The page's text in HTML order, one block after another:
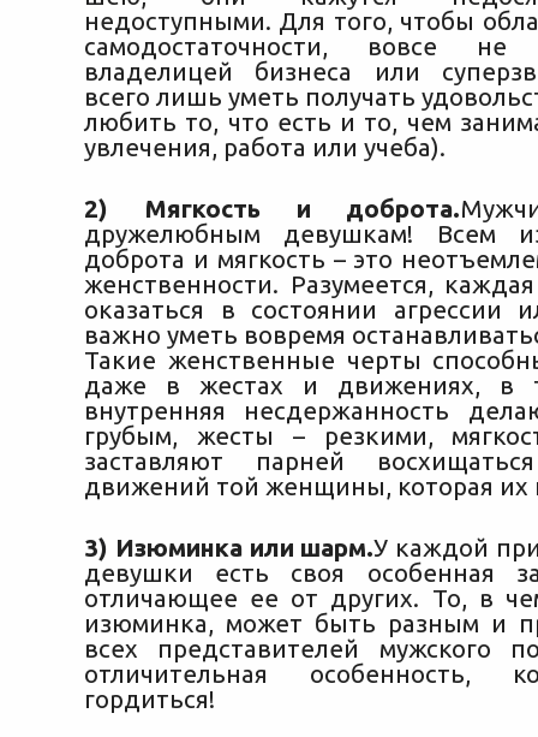
недоступными. Для того, чтобы
самодостаточности, вовсе
владелицей бизнеса или
всего лишь уметь получать
любить то, что есть и то, чем
увлечения, работа или учеба).
2) Мягкость и доброта.
дружелюбным девушкам! Всем
доброта и мягкость – это
женственности. Разумеется,
оказаться в состоянии агрессии
важно уметь вовремя
Такие женственные черты
даже в жестах и движениях, в
внутренняя несдержанность
грубым, жесты – резкими,
заставляют парней
движений той женщины, которая их
3) Изюминка или шарм.У каждой
девушки есть своя особенная
отличающее ее от других. То, в
изюминка, может быть разным и
всех представителей мужского
отличительная особенность,
гордиться!